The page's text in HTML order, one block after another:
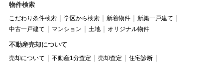
物件検索
こだわり条件検索 学区から検索 新着物件
新築一戸建て
中古一戸建て
マンション 土地 オリジナル物件
不動産売却について
売却について 不動産1分査定 売却査定
住宅診断